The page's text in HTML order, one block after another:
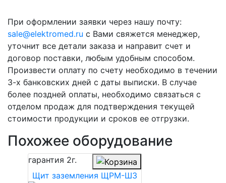
При оформлении заявки через нашу почту:
sale@elektromed.ru с Вами свяжется менеджер,
уточнит все детали заказа и направит счет и
договор поставки, любым удобным способом.
Произвести оплату по счету необходимо в течении
3-х банковских дней с даты выписки. В случае
более поздней оплаты, необходимо связаться с
отделом продаж для подтверждения текущей
стоимости продукции и сроков ее отгрузки.
Похожее оборудование
гарантия 2г.
Щит заземления ЩРМ-ШЗ